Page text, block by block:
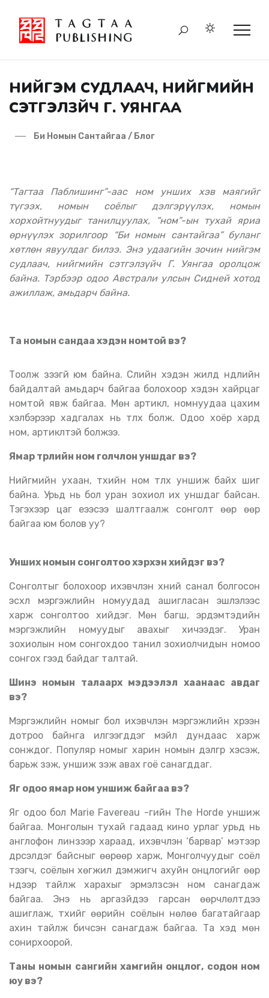
НИЙГЭМ СУДЛААЧ, НИЙГМИЙН
СЭТГЭЛЗҮЙЧ Г. УЯНГАА
Би Номын Сантайгаа / Блог
“Тагтаа Паблишинг”-аас ном унших хэв маягийг
түгээх, номын соёлыг дэлгэрүүлэх, номын
хорхойтнуудыг танилцуулах, “ном”-ын тухай яриа
өрнүүлэх зорилгоор “Би номын сантайгаа” буланг
хөтлөн явуулдаг билээ. Энэ удаагийн зочин нийгэм
судлаач, нийгмийн сэтгэлзүйч Г. Уянгаа оролцож
байна. Тэрбээр одоо Австрали улсын Сидней хотод
ажиллаж, амьдарч байна.
Та номын сандаа хэдэн номтой вэ?
Тоолж үзээгүй юм байна. Сүүлийн хэдэн жилд нүүдлийн
байдалтай амьдарч байгаа болохоор хэдэн хайрцаг
номтой явж байгаа. Мөн артикл, номнуудаа цахим
хэлбэрээр хадгалах нь түлхүү болж. Одоо хоёр хард
ном, артиклтэй болжээ.
Ямар төрлийн ном голчлон уншдаг вэ?
Нийгмийн ухаан, түүхийн ном түлхүү уншиж байх шиг
байна. Урьд нь бол уран зохиол их уншдаг байсан.
Тэгэхээр цаг үеээсээ шалтгаалж сонголт өөр өөр
байгаа юм болов уу?
Унших номын сонголтоо хэрхэн хийдэг вэ?
Сонголтыг болохоор ихэвчлэн хүний санал болгосон
эсхүл мэргэжлийн номуудад ашигласан эшлэлээс
харж сонголтоо хийдэг. Мөн багш, эрдэмтэдийн
мэргэжлийн номуудыг авахыг хичээдэг. Уран
зохиолын ном сонгохдоо танил зохиолчидын номоо
сонгох гээд байдаг талтай.
Шинэ номын талаарх мэдээлэл хаанаас авдаг
вэ?
Мэргэжлийн номыг бол ихэвчлэн мэргэжлийн хүрээн
дотроо байнга илгээгддэг мэйл дундаас харж
сонждог. Популяр номыг харин номын дэлгүүр хэсэж,
барьж үзэж, уншиж үзэж авах гоё санагддаг.
Яг одоо ямар ном уншиж байгаа вэ?
Яг одоо бол Marie Favereau -гийн The Horde уншиж
байгаа. Монголын тухай гадаад кино урлаг урьд нь
англофон линзээр хараад, ихэвчлэн ‘барвар’ мэтээр
дүрсэлдэг байсныг өөрөөр харж, Монголчуудыг соёл
тээгч, соёлын хөгжил дэмжигч ахуйн онцлогийг өөр
нүдээр тайлж харахыг эрмэлзсэн ном санагдаж
байгаа. Энэ нь аргазүйдээ гарсан өөрчлөлтүүдээ
ашиглаж, түүхийг өөрийн соёлын нөлөө багатайгаар
ахин тайлж бичсэн санагдаж байгаа. Та хэд мөн
сонирхоорой.
Таны номын сангийн хамгийн онцлог, содон ном
юу вэ?